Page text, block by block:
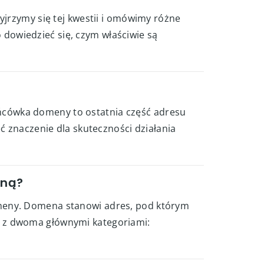
się tej kwestii i omówimy różne
się, czym właściwie są
domeny to ostatnia część adresu
dla skuteczności działania
Domena stanowi adres, pod którym
dwoma głównymi kategoriami: